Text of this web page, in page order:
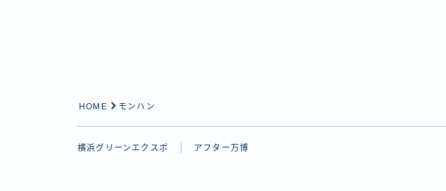
HOME モンハン
横浜グリーンエクスポ アフター万博